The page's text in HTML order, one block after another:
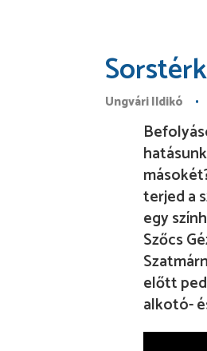
Ungvári Ildikó
terjed a
egy
Szőcs
előtt
alkotó-